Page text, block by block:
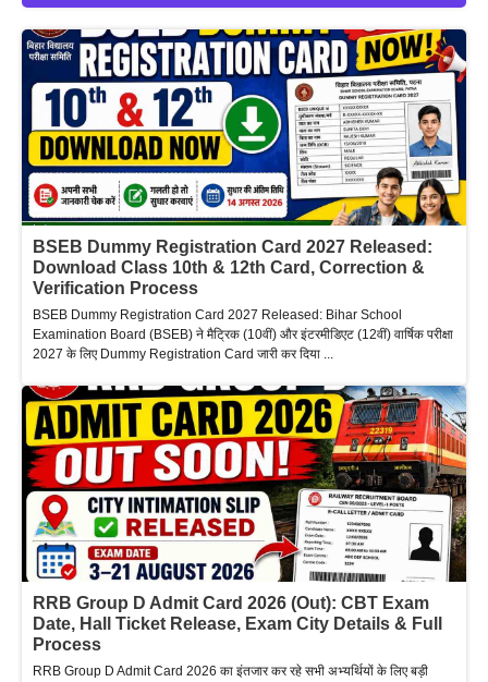
BSEB Dummy Registration Card 2027 Released:
Download Class 10th & 12th Card, Correction &
Verification Process
BSEB Dummy Registration Card 2027 Released: Bihar School
Examination Board (BSEB) ने मैट्रिक (10वीं) और इंटरमीडिएट (12वीं) वार्षिक परीक्षा
2027 के लिए Dummy Registration Card जारी कर दिया ...
RRB Group D Admit Card 2026 (Out): CBT Exam
Date, Hall Ticket Release, Exam City Details & Full
Process
RRB Group D Admit Card 2026 का इंतजार कर रहे सभी अभ्यर्थियों के लिए बड़ी